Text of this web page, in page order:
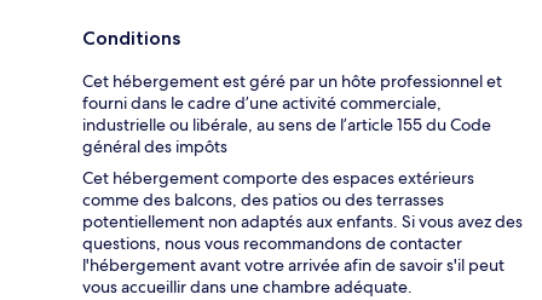
Conditions
Cet hébergement est géré par un hôte professionnel et
fourni dans le cadre d’une activité commerciale,
industrielle ou libérale, au sens de l’article 155 du Code
général des impôts
Cet hébergement comporte des espaces extérieurs
comme des balcons, des patios ou des terrasses
potentiellement non adaptés aux enfants. Si vous avez des
questions, nous vous recommandons de contacter
l'hébergement avant votre arrivée afin de savoir s'il peut
vous accueillir dans une chambre adéquate.